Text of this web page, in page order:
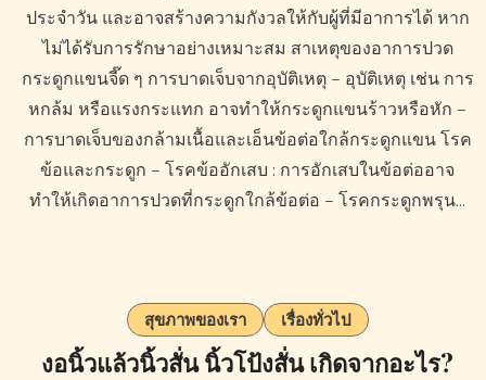
ประจำวัน และอาจสร้างความกังวลให้กับผู้ที่มีอาการได้ หาก
ไม่ได้รับการรักษาอย่างเหมาะสม สาเหตุของอาการปวด
กระดูกแขนจี๊ด ๆ การบาดเจ็บจากอุบัติเหตุ – อุบัติเหตุ เช่น การ
หกล้ม หรือแรงกระแทก อาจทำให้กระดูกแขนร้าวหรือหัก –
การบาดเจ็บของกล้ามเนื้อและเอ็นข้อต่อใกล้กระดูกแขน โรค
ข้อและกระดูก – โรคข้ออักเสบ : การอักเสบในข้อต่ออาจ
ทำให้เกิดอาการปวดที่กระดูกใกล้ข้อต่อ – โรคกระดูกพรุน…
สุขภาพของเรา เรื่องทั่วไป
งอนิ้วแล้วนิ้วสั่น นิ้วโป้งสั่น เกิดจากอะไร?